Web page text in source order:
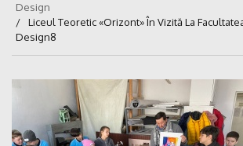
Design
Liceul Teoretic «Orizont» În Vizită La
Design8